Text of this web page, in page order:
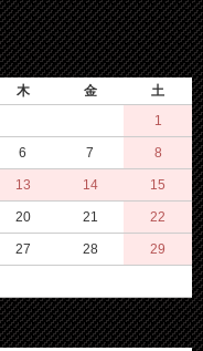
木 金
土
1
6 7 8
13 14 15
20 21 22
27 28 29